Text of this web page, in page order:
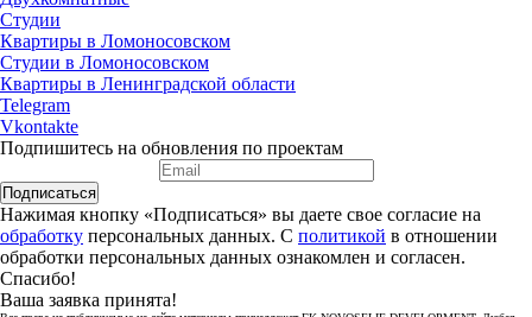
Студии
Квартиры в Ломоносовском
Студии в Ломоносовском
Квартиры в Ленинградской области
Telegram
Vkontakte
Подпишитесь на обновления по проектам
Подписаться
Нажимая кнопку «Подписаться» вы даете свое согласие на
обработку персональных данных. С политикой в отношении
обработки персональных данных ознакомлен и согласен.
Спасибо!
Ваша заявка принята!